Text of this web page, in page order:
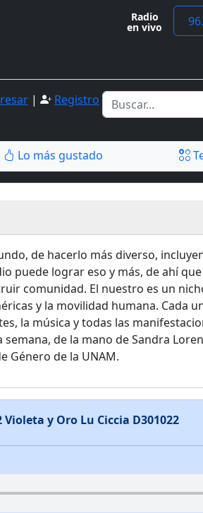
Radio
en vivo
| Registro
Lo más gustado
de hacerlo más diverso,
puede lograr eso y más, de ahí
comunidad. El nuestro es un
y la movilidad humana. Cada
la música y todas las
de la mano de Sandra
Género de la UNAM.
Violeta y Oro Lu Ciccia D301022